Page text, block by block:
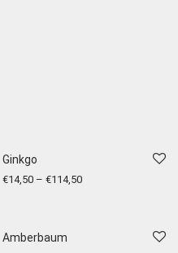
Ginkgo
€14,50 – €114,50
Amberbaum